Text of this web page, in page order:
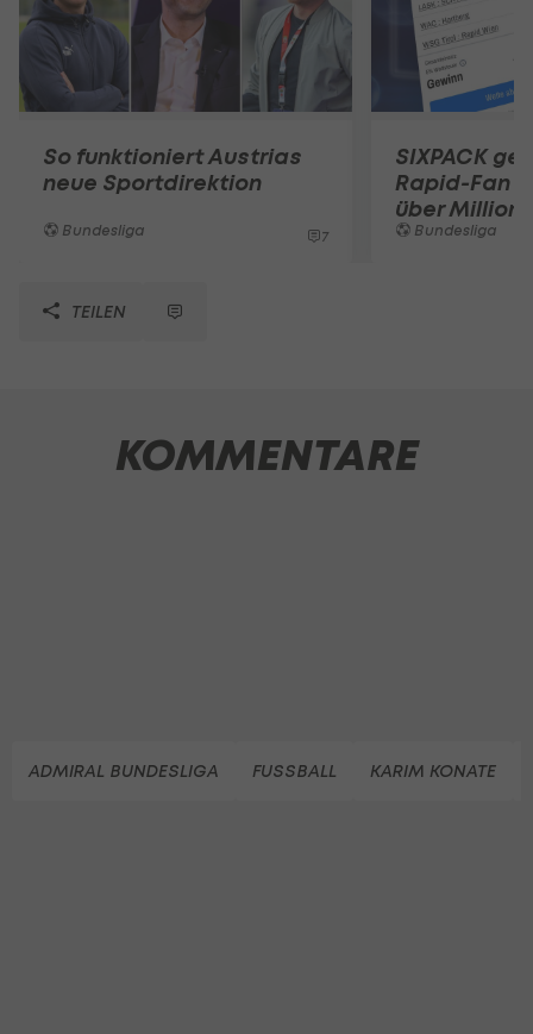
So funktioniert Austrias
neue Sportdirektion
Bundesliga 7
SIXPACK
Rapid-Fan
über Million
Bundesliga
TEILEN
KOMMENTARE
ADMIRAL BUNDESLIGA FUSSBALL KARIM KONATE